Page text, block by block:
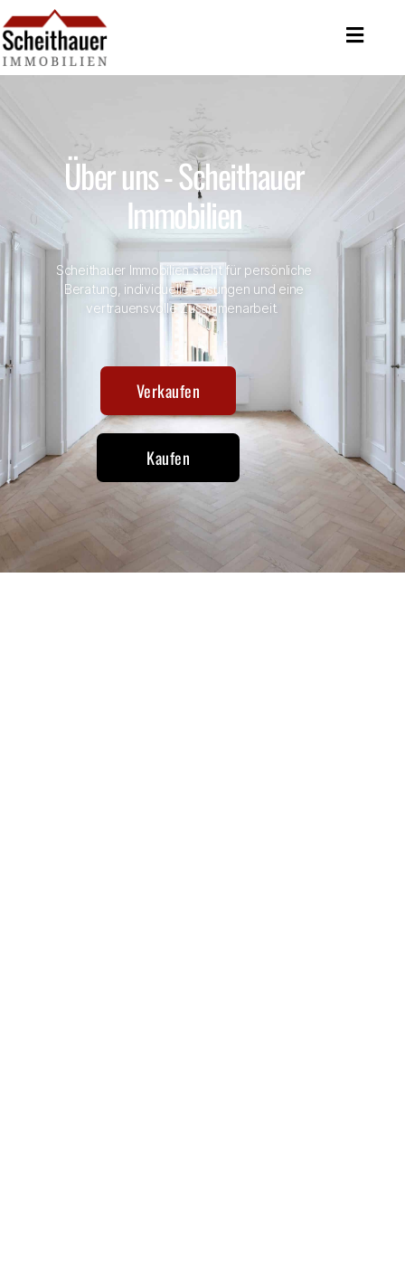
Über uns - Scheithauer
Immobilien
Scheithauer Immobilien steht für persönliche
Beratung, individuelle Lösungen und eine
vertrauensvolle Zusammenarbeit.
Verkaufen
Kaufen